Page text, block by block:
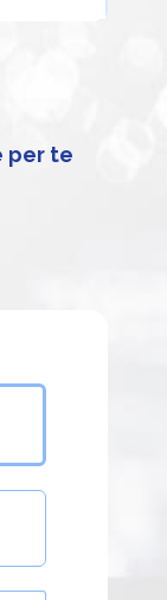
per te